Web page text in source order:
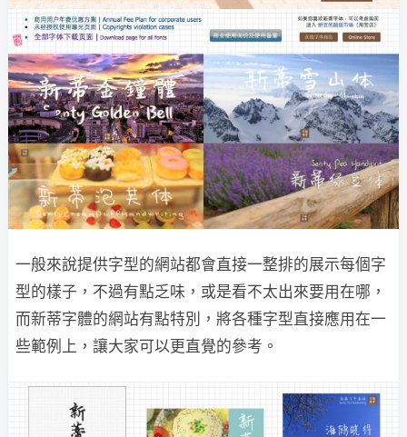
一般來說提供字型的網站都會直接一整排的展示每個字
型的樣子，不過有點乏味，或是看不太出來要用在哪，
而新蒂字體的網站有點特別，將各種字型直接應用在一
些範例上，讓大家可以更直覺的參考。